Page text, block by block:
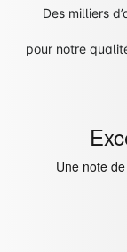
Des milliers
pour notre